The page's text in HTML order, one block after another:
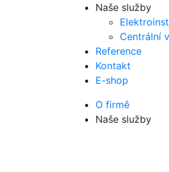
Naše služby
Centrální
Reference
Kontakt
E-shop
O firmě
Naše služby